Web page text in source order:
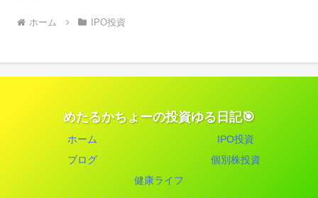
ホーム IPO投資
めたるかちょーの投資ゆる日記🎯
ホーム
IPO投資
ブログ
個別株投資
健康ライフ